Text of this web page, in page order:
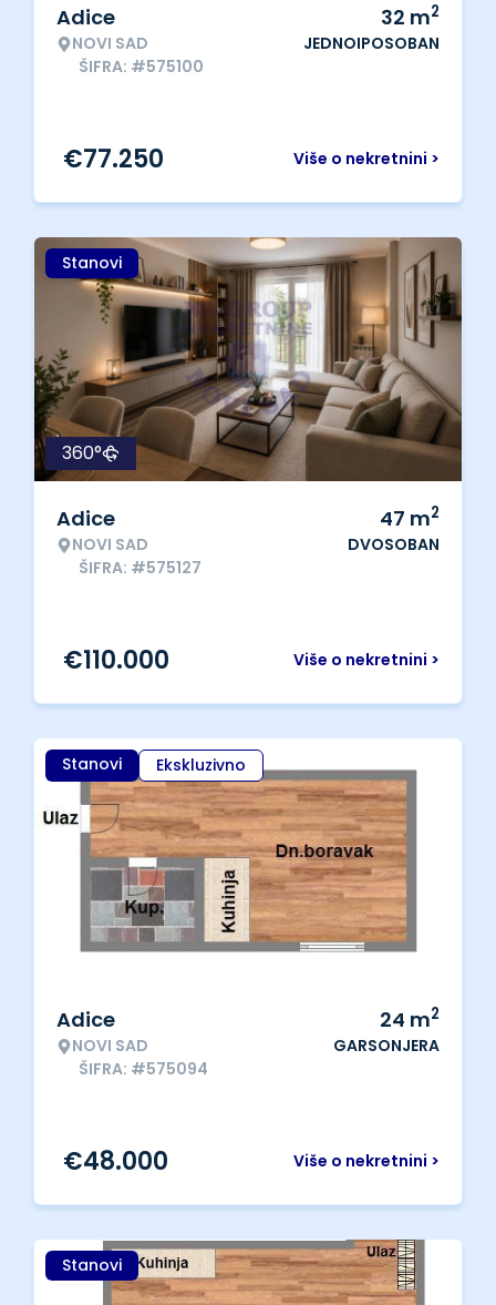
Adice
NOVI SAD
ŠIFRA: #575100
32 m2
JEDNOIPOSOBAN
Više o nekretnini >
€77.250
Stanovi
360°
Adice
NOVI SAD
ŠIFRA: #575127
47 m2
DVOSOBAN
Više o nekretnini >
€110.000
Stanovi Ekskluzivno
Adice
NOVI SAD
ŠIFRA: #575094
24 m2
GARSONJERA
Više o nekretnini >
€48.000
Stanovi